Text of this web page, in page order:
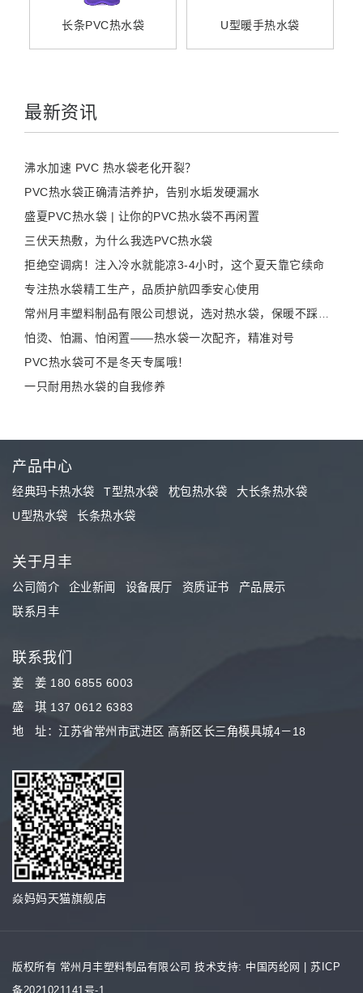
长条PVC热水袋 U型暖手热水袋
最新资讯
沸水加速 PVC 热水袋老化开裂？
PVC热水袋正确清洁养护，告别水垢发硬漏水
盛夏PVC热水袋 | 让你的PVC热水袋不再闲置
三伏天热敷，为什么我选PVC热水袋
拒绝空调病！注入冷水就能凉3-4小时，这个夏天靠它续命
专注热水袋精工生产，品质护航四季安心使用
怕烫、怕漏、怕闲置——热水袋一次配齐，精准对号
PVC热水袋可不是冬天专属哦！
一只耐用热水袋的自我修养
产品中心
经典玛卡热水袋 T型热水袋 枕包热水袋
大长条热水袋
U型热水袋
长条热水袋
关于月丰
公司简介 企业新闻 设备展厅 资质证书
产品展示
联系月丰
联系我们
姜 姜 180 6855 6003
盛 琪 137 0612 6383
地 址：江苏省常州市武进区 高新区长三角模具城4－18
焱妈妈天猫旗舰店
版权所有 常州月丰塑料制品有限公司 技术支持: 中国丙纶网
苏ICP
备2021021141号-1